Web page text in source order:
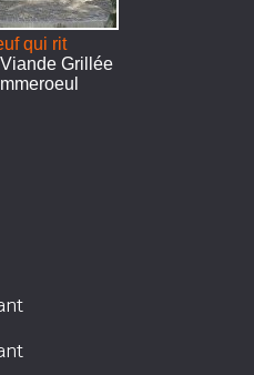
qui rit
Grillée